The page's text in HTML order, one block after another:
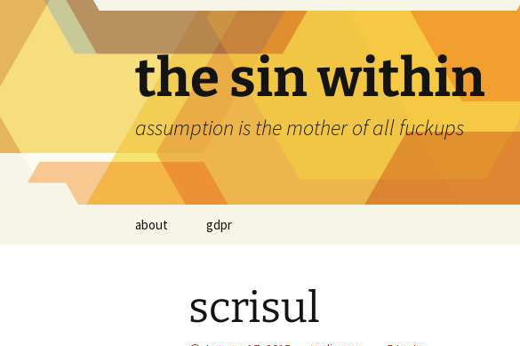
content
the sin within
assumption is the mother of all fuckups
about gdpr
scrisul